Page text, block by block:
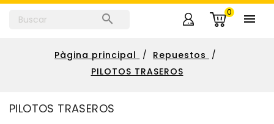
 
0
Pàgina principal
Repuestos
PILOTOS TRASEROS
PILOTOS TRASEROS